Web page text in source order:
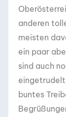
anderen
meisten
ein paar
sind auch
buntes